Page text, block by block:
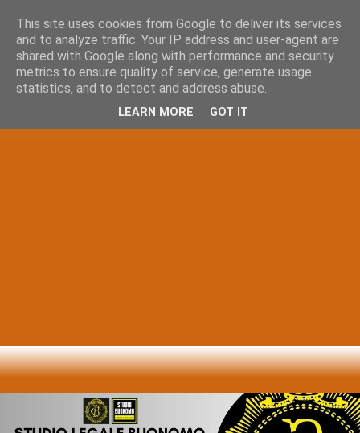
This site uses cookies from Google to deliver its services
and to analyze traffic. Your IP address and user-agent are
shared with Google along with performance and security
metrics to ensure quality of service, generate usage
statistics, and to detect and address abuse.
LEARN MORE GOT IT